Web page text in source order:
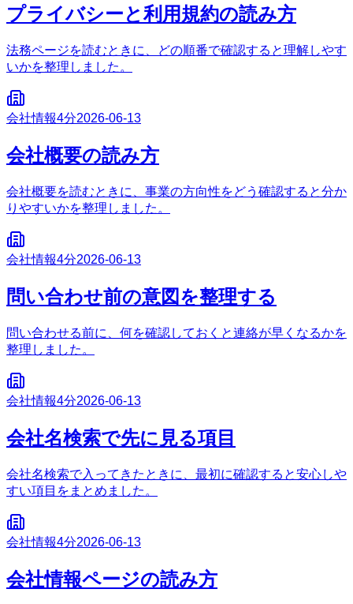
プライバシーと利用規約の読み方
法務ページを読むときに、どの順番で確認すると理解しやす
いかを整理しました。
会社情報4分2026-06-13
会社概要の読み方
会社概要を読むときに、事業の方向性をどう確認すると分か
りやすいかを整理しました。
会社情報4分2026-06-13
問い合わせ前の意図を整理する
問い合わせる前に、何を確認しておくと連絡が早くなるかを
整理しました。
会社情報4分2026-06-13
会社名検索で先に見る項目
会社名検索で入ってきたときに、最初に確認すると安心しや
すい項目をまとめました。
会社情報4分2026-06-13
会社情報ページの読み方